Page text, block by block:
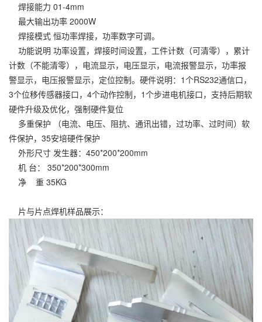
焊接能力 01-4mm
最大输出功率 2000W
焊接模式 恒功率焊接，功率数字可调。
功能说明 功率设置，焊接时间设置，工件计数（可清零），累计
计数（不能清零），电流显示，电压显示，电流报警显示，功率报
警显示，电压报警显示，定位控制。硬件说明：1个RS232通信口，
3个位移传感器接口，4个动作控制，1个步进电机接口，支持后期软
硬件升级及优化，强制硬件复位
多重保护
（电流、电压、阻抗、通讯出错，过功率、过时间）软
件保护，35安培硬件保护
外形尺寸 发生器：450*200*200mm
机 台： 350*200*300mm
净 重 35KG
片与片点焊机样品展示：